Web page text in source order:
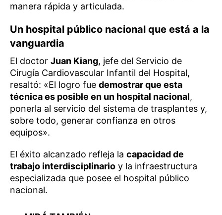
manera rápida y articulada.
Un hospital público nacional que está a la
vanguardia
El doctor Juan Kiang, jefe del Servicio de
Cirugía Cardiovascular Infantil del Hospital,
resaltó: «El logro fue demostrar que esta
técnica es posible en un hospital nacional,
ponerla al servicio del sistema de trasplantes y,
sobre todo, generar confianza en otros
equipos».
El éxito alcanzado refleja la capacidad de
trabajo interdisciplinario y la infraestructura
especializada que posee el hospital público
nacional.